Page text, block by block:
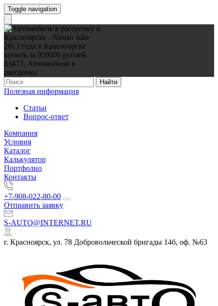
Toggle navigation
Найти
Полезная информация
Статьи
Вопрос-ответ
Компания
Условия
Каталог
Калькулятор
Портфолио
Контакты
+7-908-022-80-00
Отправить заявку
S-AUTO@INTERNET.RU
г. Красноярск, ул. 78 Добровольческой бригады 14б, оф. №63